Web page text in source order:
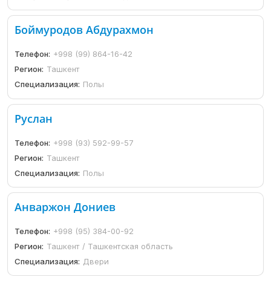
Боймуродов Абдурахмон
Телефон: +998 (99) 864-16-42
Регион: Ташкент
Специализация: Полы
Руслан
Телефон: +998 (93) 592-99-57
Регион: Ташкент
Специализация: Полы
Анваржон Дониев
Телефон: +998 (95) 384-00-92
Регион: Ташкент / Ташкентская область
Специализация: Двери